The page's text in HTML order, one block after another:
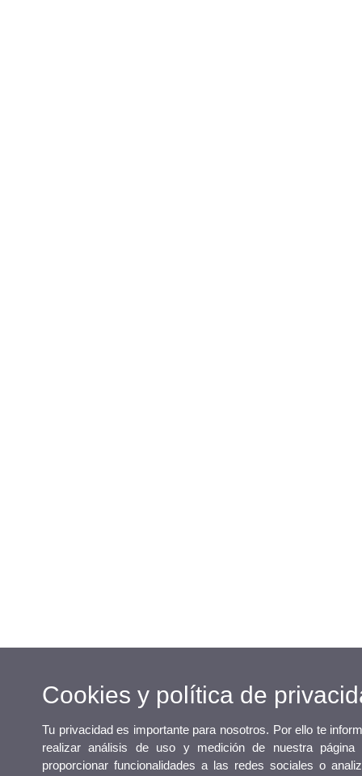
Cookies y política de
Tu privacidad es importante para nosotros. Por ello te
realizar análisis de uso y medición de nuestra
proporcionar funcionalidades a las redes sociales o